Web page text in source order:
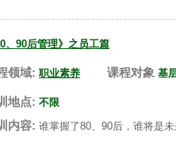
、90后管理》之员工篇
领域: 职业素养 课程对象 基
地点: 不限
内容: 谁掌握了80、90后，谁将是